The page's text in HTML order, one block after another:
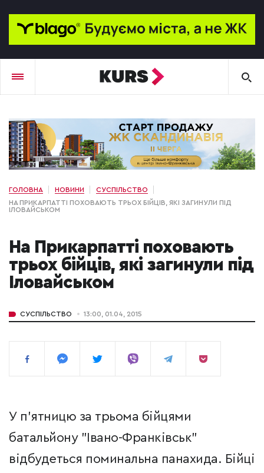
ГОЛОВНА НОВИНИ
СУСПІЛЬСТВО
НА ПРИКАРПАТТІ ПОХОВАЮТЬ ТРЬОХ БІЙЦІВ, ЯКІ ЗАГИНУЛИ ПІД
ІЛОВАЙСЬКОМ
На Прикарпатті поховають
трьох бійців, які загинули під
Іловайськом
СУСПІЛЬСТВО 13:00, 01.04, 2015
У п'ятницю за трьома бійцями
батальйону "Івано-Франківськ"
відбудеться поминальна панахида. Бійці